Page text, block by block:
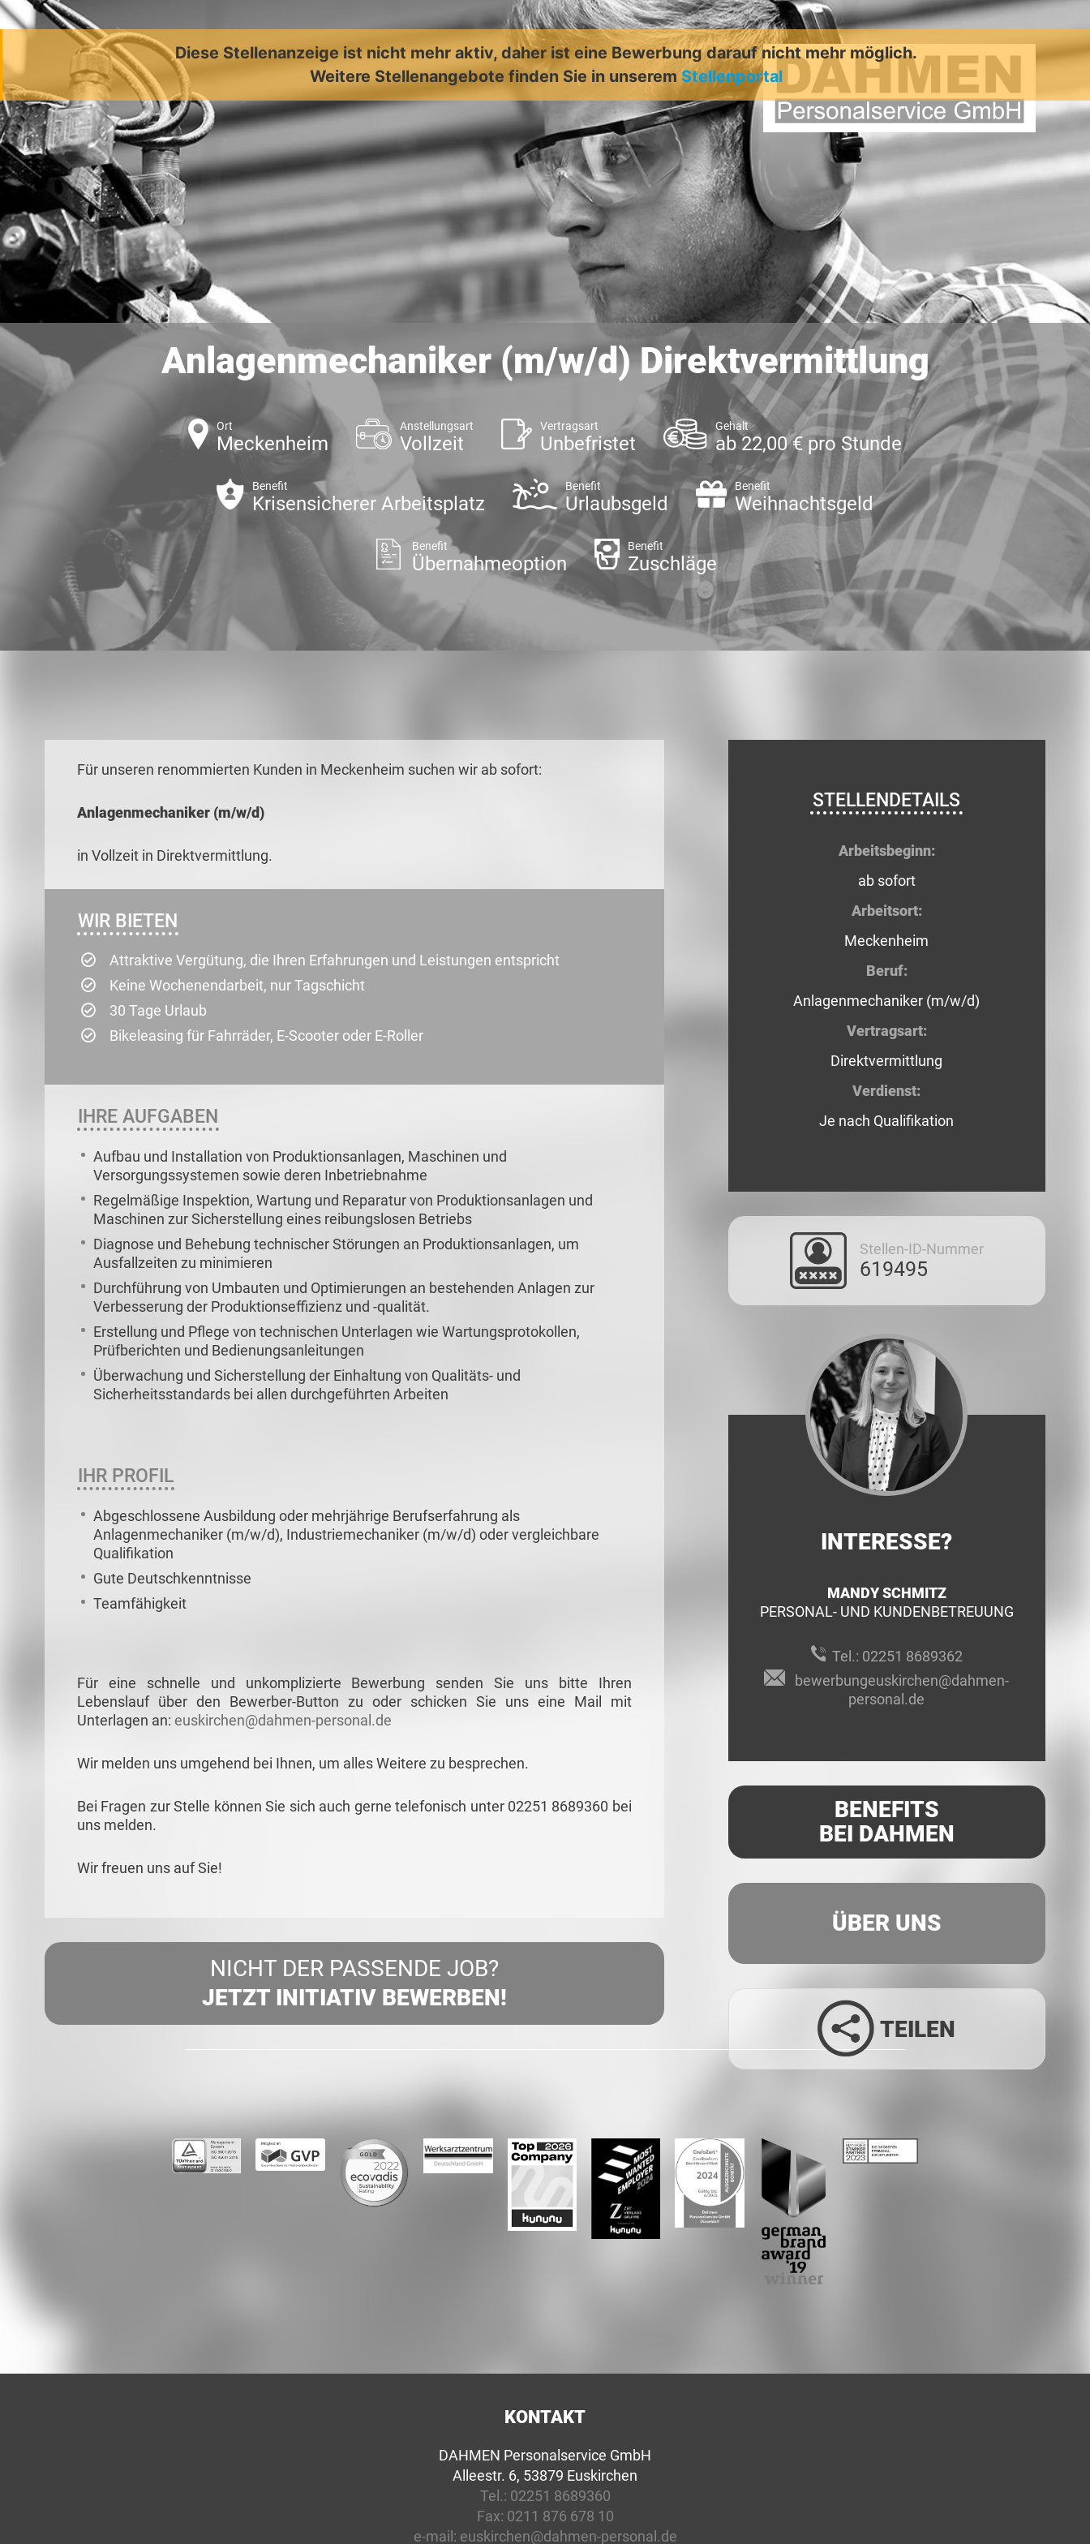
Diese Stellenanzeige ist nicht mehr aktiv, daher ist eine Bewerbung darauf nicht mehr möglich.
Weitere Stellenangebote finden Sie in unserem Stellenportal
Anlagenmechaniker (m/w/d) Direktvermittlung
Ort
Meckenheim
Anstellungsart
Vollzeit
Vertragsart
Unbefristet
Gehalt
ab 22,00 € pro Stunde
Benefit
Krisensicherer Arbeitsplatz
Benefit
Urlaubsgeld
Benefit
Weihnachtsgeld
Benefit
Übernahmeoption
Benefit
Zuschläge
Für unseren renommierten Kunden in Meckenheim suchen wir ab sofort:
Anlagenmechaniker (m/w/d)
in Vollzeit in Direktvermittlung.
WIR BIETEN
Attraktive Vergütung, die Ihren Erfahrungen und Leistungen entspricht
Keine Wochenendarbeit, nur Tagschicht
30 Tage Urlaub
Bikeleasing für Fahrräder, E-Scooter oder E-Roller
IHRE AUFGABEN
Aufbau und Installation von Produktionsanlagen, Maschinen und
Versorgungssystemen sowie deren Inbetriebnahme
Regelmäßige Inspektion, Wartung und Reparatur von Produktionsanlagen und
Maschinen zur Sicherstellung eines reibungslosen Betriebs
Diagnose und Behebung technischer Störungen an Produktionsanlagen, um
Ausfallzeiten zu minimieren
Durchführung von Umbauten und Optimierungen an bestehenden Anlagen zur
Verbesserung der Produktionseffizienz und -qualität.
Erstellung und Pflege von technischen Unterlagen wie Wartungsprotokollen,
Prüfberichten und Bedienungsanleitungen
Überwachung und Sicherstellung der Einhaltung von Qualitäts- und
Sicherheitsstandards bei allen durchgeführten Arbeiten
IHR PROFIL
Abgeschlossene Ausbildung oder mehrjährige Berufserfahrung als
Anlagenmechaniker (m/w/d), Industriemechaniker (m/w/d) oder vergleichbare
Qualifikation
Gute Deutschkenntnisse
Teamfähigkeit
Für eine schnelle und unkomplizierte Bewerbung senden Sie uns bitte Ihren
Lebenslauf über den Bewerber-Button zu oder schicken Sie uns eine Mail mit
Unterlagen an: euskirchen@dahmen-personal.de
Wir melden uns umgehend bei Ihnen, um alles Weitere zu besprechen.
Bei Fragen zur Stelle können Sie sich auch gerne telefonisch unter 02251 8689360 bei
uns melden.
Wir freuen uns auf Sie!
NICHT DER PASSENDE JOB?
JETZT INITIATIV BEWERBEN!
STELLENDETAILS
Arbeitsbeginn:
ab sofort
Arbeitsort:
Meckenheim
Beruf:
Anlagenmechaniker (m/w/d)
Vertragsart:
Direktvermittlung
Verdienst:
Je nach Qualifikation
Stellen-ID-Nummer
619495
INTERESSE?
MANDY SCHMITZ
PERSONAL- UND KUNDENBETREUUNG
Tel.: 02251 8689362
bewerbungeuskirchen@dahmen-
personal.de
BENEFITS
BEI DAHMEN
ÜBER UNS
Whatsapp
TEILEN
KONTAKT
DAHMEN Personalservice GmbH
Alleestr. 6, 53879 Euskirchen
Tel.: 02251 8689360
Fax: 0211 876 678 10
e-mail: euskirchen@dahmen-personal.de